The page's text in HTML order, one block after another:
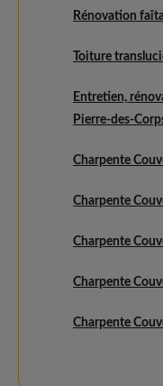
Rénovation
Toiture
Entretien,
Pierre-des-
Charpente
Charpente
Charpente
Charpente
Charpente